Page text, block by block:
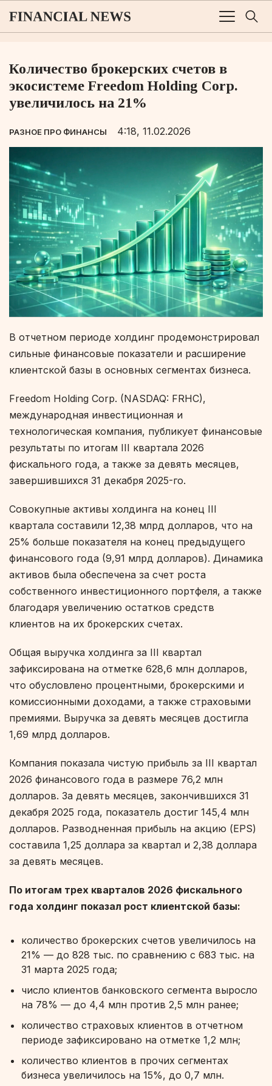
Количество брокерских счетов в
экосистеме Freedom Holding Corp.
увеличилось на 21%
РАЗНОЕ ПРО ФИНАНСЫ 4:18, 11.02.2026
В отчетном периоде холдинг продемонстрировал
сильные финансовые показатели и расширение
клиентской базы в основных сегментах бизнеса.
Freedom Holding Corp. (NASDAQ: FRHC),
международная инвестиционная и
технологическая компания, публикует финансовые
результаты по итогам III квартала 2026
фискального года, а также за девять месяцев,
завершившихся 31 декабря 2025-го.
Совокупные активы холдинга на конец III
квартала составили 12,38 млрд долларов, что на
25% больше показателя на конец предыдущего
финансового года (9,91 млрд долларов). Динамика
активов была обеспечена за счет роста
собственного инвестиционного портфеля, а также
благодаря увеличению остатков средств
клиентов на их брокерских счетах.
Общая выручка холдинга за III квартал
зафиксирована на отметке 628,6 млн долларов,
что обусловлено процентными, брокерскими и
комиссионными доходами, а также страховыми
премиями. Выручка за девять месяцев достигла
1,69 млрд долларов.
Компания показала чистую прибыль за III квартал
2026 финансового года в размере 76,2 млн
долларов. За девять месяцев, закончившихся 31
декабря 2025 года, показатель достиг 145,4 млн
долларов. Разводненная прибыль на акцию (EPS)
составила 1,25 доллара за квартал и 2,38 доллара
за девять месяцев.
По итогам трех кварталов 2026 фискального
года холдинг показал рост клиентской базы:
количество брокерских счетов увеличилось на
21% — до 828 тыс. по сравнению с 683 тыс. на
31 марта 2025 года;
число клиентов банковского сегмента выросло
на 78% — до 4,4 млн против 2,5 млн ранее;
количество страховых клиентов в отчетном
периоде зафиксировано на отметке 1,2 млн;
количество клиентов в прочих сегментах
бизнеса увеличилось на 15%, до 0,7 млн.